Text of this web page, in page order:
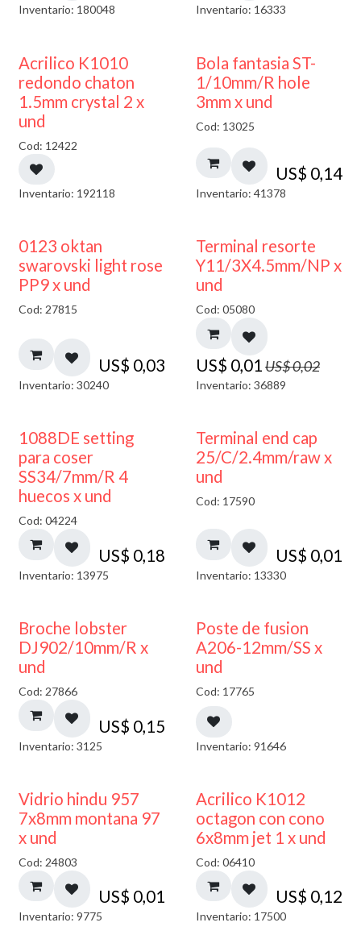
Inventario: 180048 Inventario: 16333
50% DESCUENTO
Acrilico K1010
redondo chaton
1.5mm crystal 2 x
und
Cod: 12422
Inventario: 192118
Bola fantasia ST-
1/10mm/R hole
3mm x und
Cod: 13025
US$ 0,14
Inventario: 41378
0123 oktan
swarovski light rose
PP9 x und
Cod: 27815
US$ 0,03
Inventario: 30240
50% DESCUENTO
Terminal resorte
Y11/3X4.5mm/NP x
und
Cod: 05080
US$ 0,01 US$0,02
Inventario: 36889
1088DE setting
para coser
SS34/7mm/R 4
huecos x und
Cod: 04224
US$ 0,18
Inventario: 13975
Terminal end cap
25/C/2.4mm/raw x
und
Cod: 17590
US$ 0,01
Inventario: 13330
Broche lobster
DJ902/10mm/R x
und
Cod: 27866
US$ 0,15
Inventario: 3125
Poste de fusion
A206-12mm/SS x
und
Cod: 17765
Inventario: 91646
40% DESCUENTO
Vidrio hindu 957
7x8mm montana 97
x und
Cod: 24803
US$ 0,01
Inventario: 9775
Acrilico K1012
octagon con cono
6x8mm jet 1 x und
Cod: 06410
US$ 0,12
Inventario: 17500